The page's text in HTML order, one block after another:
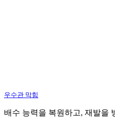
우수관 막힘
배수 능력을 복원하고, 재발을